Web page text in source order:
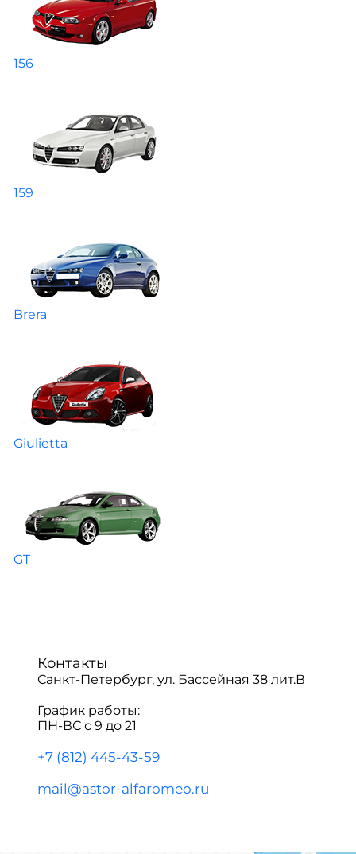
156
159
Brera
Giulietta
GT
Контакты
Санкт-Петербург, ул. Бассейная 38 лит.В
График работы:
ПН-ВС с 9 до 21
+7 (812) 445-43-59
mail@astor-alfaromeo.ru